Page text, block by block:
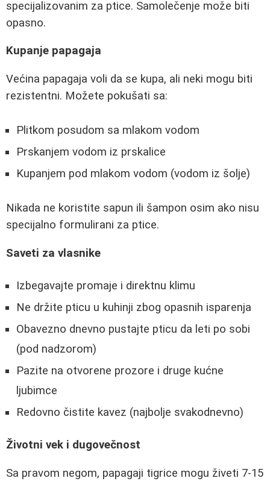
specijalizovanim za ptice. Samolečenje može biti
opasno.
Kupanje papagaja
Većina papagaja voli da se kupa, ali neki mogu biti
rezistentni. Možete pokušati sa:
Plitkom posudom sa mlakom vodom
Prskanjem vodom iz prskalice
Kupanjem pod mlakom vodom (vodom iz šolje)
Nikada ne koristite sapun ili šampon osim ako nisu
specijalno formulirani za ptice.
Saveti za vlasnike
Izbegavajte promaje i direktnu klimu
Ne držite pticu u kuhinji zbog opasnih isparenja
Obavezno dnevno pustajte pticu da leti po sobi
(pod nadzorom)
Pazite na otvorene prozore i druge kućne
ljubimce
Redovno čistite kavez (najbolje svakodnevno)
Životni vek i dugovečnost
Sa pravom negom, papagaji tigrice mogu živeti 7-15